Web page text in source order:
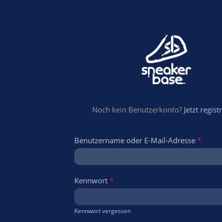
Noch kein Benutzerkonto? Jetzt
Benutzername oder E-Mail-Adresse *
Kennwort *
Kennwort vergessen